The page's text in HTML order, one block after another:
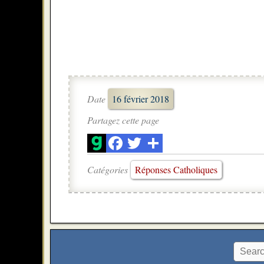
Date
16 février 2018
Partagez cette page
Catégories Réponses Catholiques